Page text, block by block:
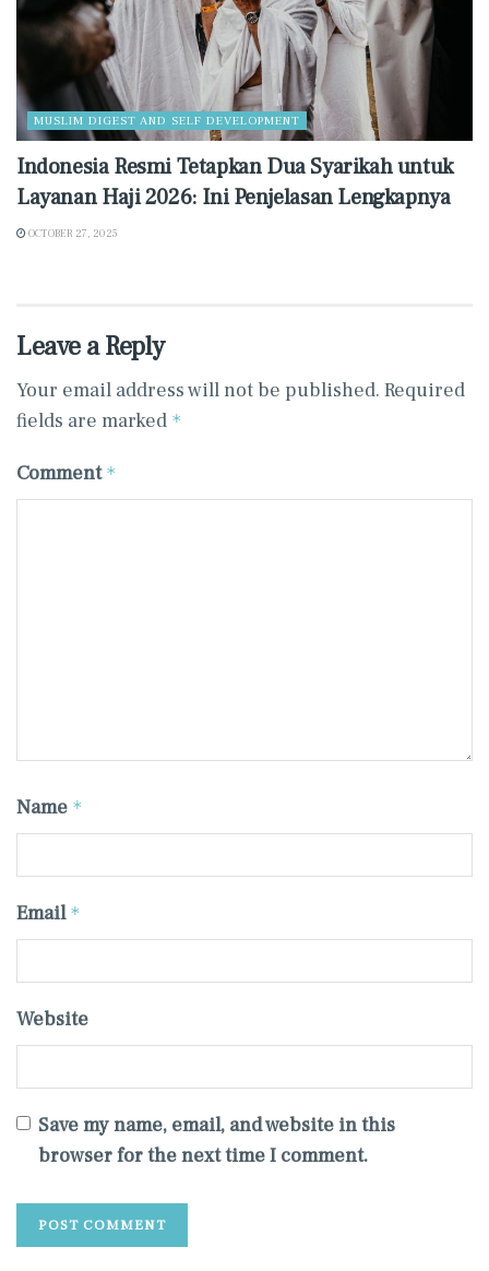
MUSLIM DIGEST AND SELF DEVELOPMENT
Indonesia Resmi Tetapkan Dua Syarikah untuk
Layanan Haji 2026: Ini Penjelasan Lengkapnya
OCTOBER 27, 2025
Leave a Reply
Your email address will not be published. Required
fields are marked *
Comment *
Name *
Email *
Website
Save my name, email, and website in this
browser for the next time I comment.